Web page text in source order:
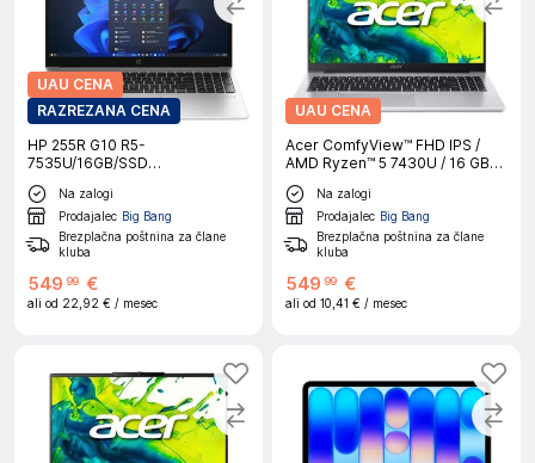
UAU CENA
RAZREZANA CENA
HP 255R G10 R5-
7535U/16GB/SSD
512GB/15,6''FHD IPS/W11Home
Na zalogi
Prodajalec Big Bang
Brezplačna poštnina za člane
kluba
549 99 €
ali od 22,92 € / mesec
UAU CENA
Acer ComfyView™ FHD IPS /
AMD Ryzen™ 5 7430U / 16 GB
DDR4 RAM / 1024 GB PCIe
Gen3 SSD / AMD Radeon™
Graphics / Windows 11 Home
(64 Bit) / Light Silver
Na zalogi
Prodajalec Big Bang
Brezplačna poštnina za člane
kluba
549 99 €
ali od 10,41 € / mesec